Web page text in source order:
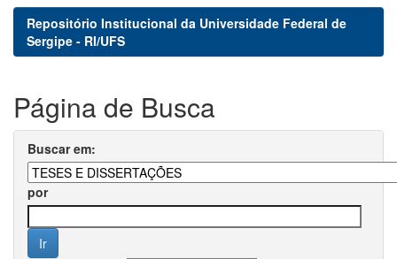
Repositório Institucional da Universidade Federal de
Sergipe - RI/UFS
Página de Busca
Buscar em:
por